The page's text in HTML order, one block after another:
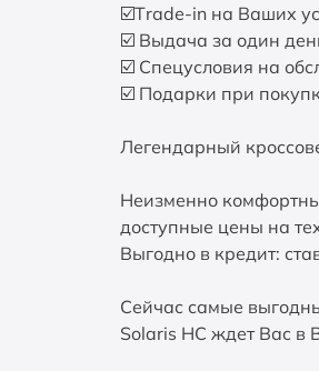
☑️Тrаdе-in на Ваших
☑️ Выдача за один
☑️ Спецусловия на
☑️ Подарки при
Легендарный
Неизменно
доступные цены на
Выгодно в кредит:
Сейчас самые
Solaris HC ждет Вас в